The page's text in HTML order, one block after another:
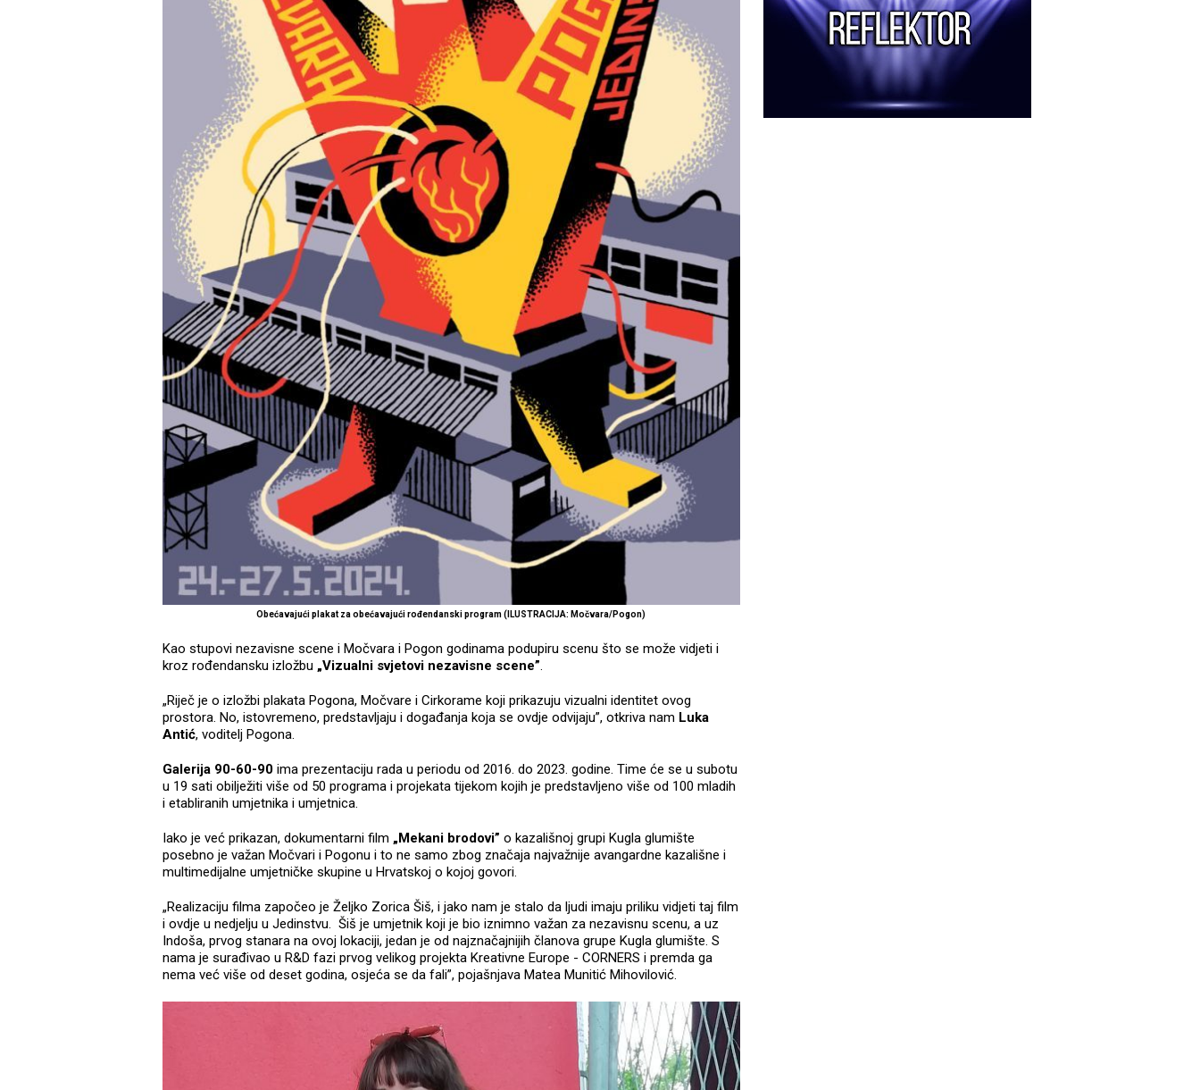
Obećavajući plakat za obećavajući rođendanski program (ILUSTRACIJA: Močvara/Pogon)
Kao stupovi nezavisne scene i Močvara i Pogon godinama podupiru scenu što se može vidjeti i
kroz rođendansku izložbu „Vizualni svjetovi nezavisne scene”.
„Riječ je o izložbi plakata Pogona, Močvare i Cirkorame koji prikazuju vizualni identitet ovog
prostora. No, istovremeno, predstavljaju i događanja koja se ovdje odvijaju”, otkriva nam Luka
Antić, voditelj Pogona.
Galerija 90-60-90 ima prezentaciju rada u periodu od 2016. do 2023. godine. Time će se u subotu
u 19 sati obilježiti više od 50 programa i projekata tijekom kojih je predstavljeno više od 100 mladih
i etabliranih umjetnika i umjetnica.
Iako je već prikazan, dokumentarni film „Mekani brodovi” o kazališnoj grupi Kugla glumište
posebno je važan Močvari i Pogonu i to ne samo zbog značaja najvažnije avangardne kazališne i
multimedijalne umjetničke skupine u Hrvatskoj o kojoj govori.
„Realizaciju filma započeo je Željko Zorica Šiš, i jako nam je stalo da ljudi imaju priliku vidjeti taj film
i ovdje u nedjelju u Jedinstvu. Šiš je umjetnik koji je bio iznimno važan za nezavisnu scenu, a uz
Indoša, prvog stanara na ovoj lokaciji, jedan je od najznačajnijih članova grupe Kugla glumište. S
nama je surađivao u R&D fazi prvog velikog projekta Kreativne Europe - CORNERS i premda ga
nema već više od deset godina, osjeća se da fali”, pojašnjava Matea Munitić Mihovilović.